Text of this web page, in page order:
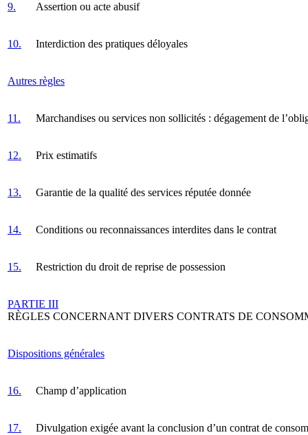
9. Assertion ou acte abusif
10. Interdiction des pratiques déloyales
Autres règles
11. Marchandises ou services non sollicités : dégagement de
12. Prix estimatifs
13. Garantie de la qualité des services réputée donnée
14. Conditions ou reconnaissances interdites dans le contrat
15. Restriction du droit de reprise de possession
PARTIE III
RÈGLES CONCERNANT DIVERS CONTRATS DE
Dispositions générales
16. Champ d’application
17. Divulgation exigée avant la conclusion d’un contrat de